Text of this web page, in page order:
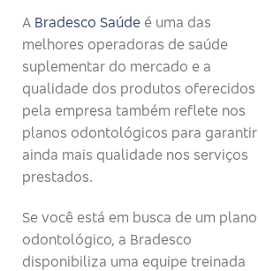
A Bradesco Saúde é uma das
melhores operadoras de saúde
suplementar do mercado e a
qualidade dos produtos oferecidos
pela empresa também reflete nos
planos odontológicos para garantir
ainda mais qualidade nos serviços
prestados.
Se você está em busca de um plano
odontológico, a Bradesco
disponibiliza uma equipe treinada